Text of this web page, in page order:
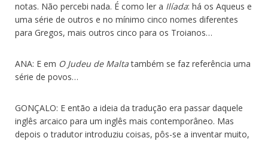
notas. Não percebi nada. É como ler a Ilíada: há os Aqueus e
uma série de outros e no mínimo cinco nomes diferentes
para Gregos, mais outros cinco para os Troianos…
ANA: E em O Judeu de Maltatambém se faz referência uma
série de povos…
GONÇALO: E então a ideia da tradução era passar daquele
inglês arcaico para um inglês mais contemporâneo. Mas
depois o tradutor introduziu coisas, pôs-se a inventar muito,